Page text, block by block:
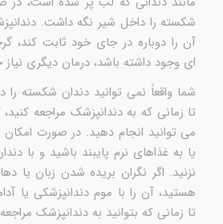
شکسته را داخل شیر نگه داشت.
آن را دوباره در جای خود ثابت کند،
ای وجود داشته باشد، درمان دیگری نیاز
شما واقعاً نمی توانید دندان شکسته را
تا زمانی که به دندانپزشک مراجعه
می توانید انجام دهید. در صورت امکان
یا به غذاهای نرم پایبند باشید و با
نزنید. اگر نگران بریده شدن زبان یا
هستید، آن را با موم دندانپزشکی یا
تا زمانی که بتوانید به دندانپزشک